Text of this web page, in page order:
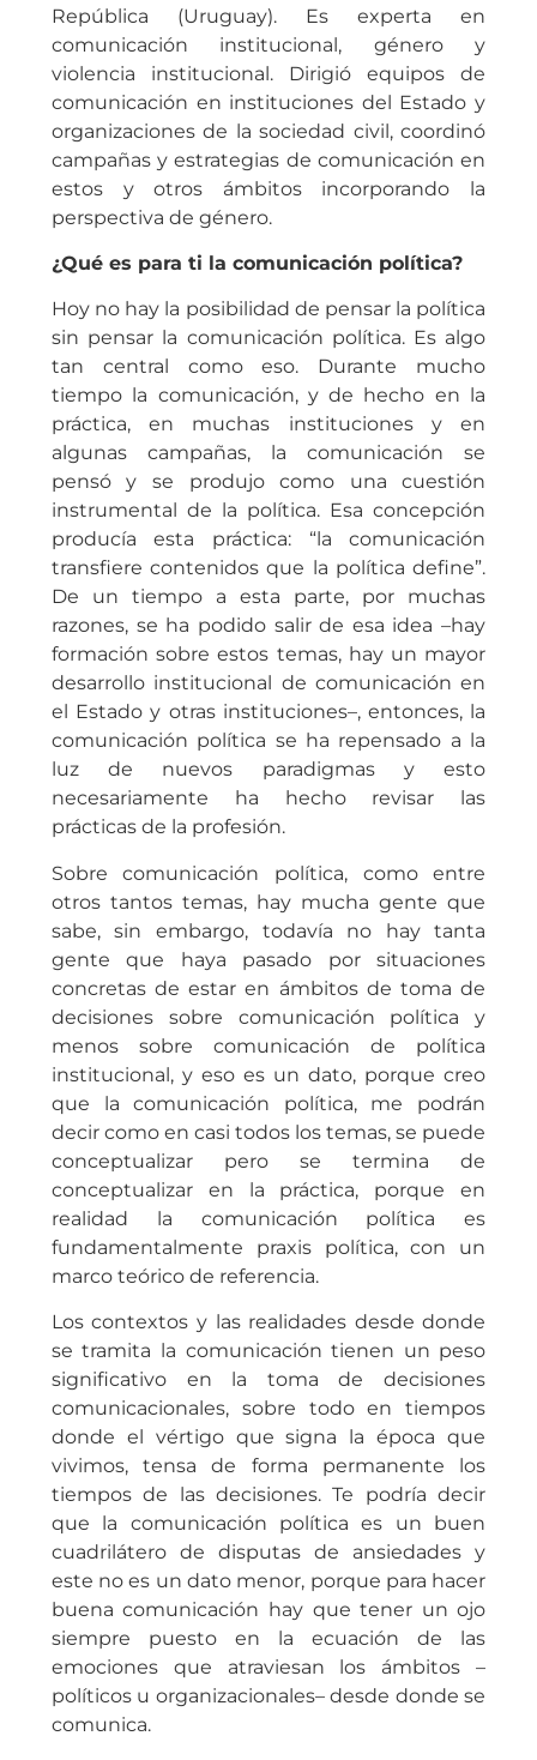
República (Uruguay). Es experta en
comunicación institucional, género y
violencia institucional. Dirigió equipos de
comunicación en instituciones del Estado y
organizaciones de la sociedad civil, coordinó
campañas y estrategias de comunicación en
estos y otros ámbitos incorporando la
perspectiva de género.
¿Qué es para ti la comunicación política?
Hoy no hay la posibilidad de pensar la política
sin pensar la comunicación política. Es algo
tan central como eso. Durante mucho
tiempo la comunicación, y de hecho en la
práctica, en muchas instituciones y en
algunas campañas, la comunicación se
pensó y se produjo como una cuestión
instrumental de la política. Esa concepción
producía esta práctica: “la comunicación
transfiere contenidos que la política define”.
De un tiempo a esta parte, por muchas
razones, se ha podido salir de esa idea –hay
formación sobre estos temas, hay un mayor
desarrollo institucional de comunicación en
el Estado y otras instituciones–, entonces, la
comunicación política se ha repensado a la
luz de nuevos paradigmas y esto
necesariamente ha hecho revisar las
prácticas de la profesión.
Sobre comunicación política, como entre
otros tantos temas, hay mucha gente que
sabe, sin embargo, todavía no hay tanta
gente que haya pasado por situaciones
concretas de estar en ámbitos de toma de
decisiones sobre comunicación política y
menos sobre comunicación de política
institucional, y eso es un dato, porque creo
que la comunicación política, me podrán
decir como en casi todos los temas, se puede
conceptualizar pero se termina de
conceptualizar en la práctica, porque en
realidad la comunicación política es
fundamentalmente praxis política, con un
marco teórico de referencia.
Los contextos y las realidades desde donde
se tramita la comunicación tienen un peso
significativo en la toma de decisiones
comunicacionales, sobre todo en tiempos
donde el vértigo que signa la época que
vivimos, tensa de forma permanente los
tiempos de las decisiones. Te podría decir
que la comunicación política es un buen
cuadrilátero de disputas de ansiedades y
este no es un dato menor, porque para hacer
buena comunicación hay que tener un ojo
siempre puesto en la ecuación de las
emociones que atraviesan los ámbitos –
políticos u organizacionales– desde donde se
comunica.